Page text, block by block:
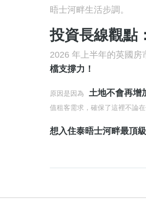
晤士河畔生活步調。
投資長線觀點
2026 年上半年的英國房
檔支撐力！
原因是因為 土地不會再增
值租客需求，確保了這裡不論
想入住泰晤士河畔最頂